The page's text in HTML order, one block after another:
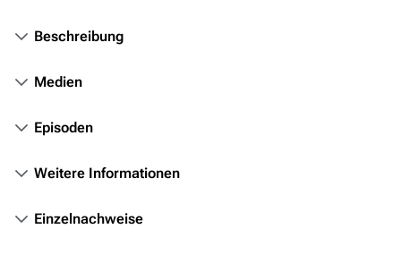
Kommerzielles
Letzte Änderungen
Beschreibung
Medien
Episoden
Weitere Informationen
Einzelnachweise